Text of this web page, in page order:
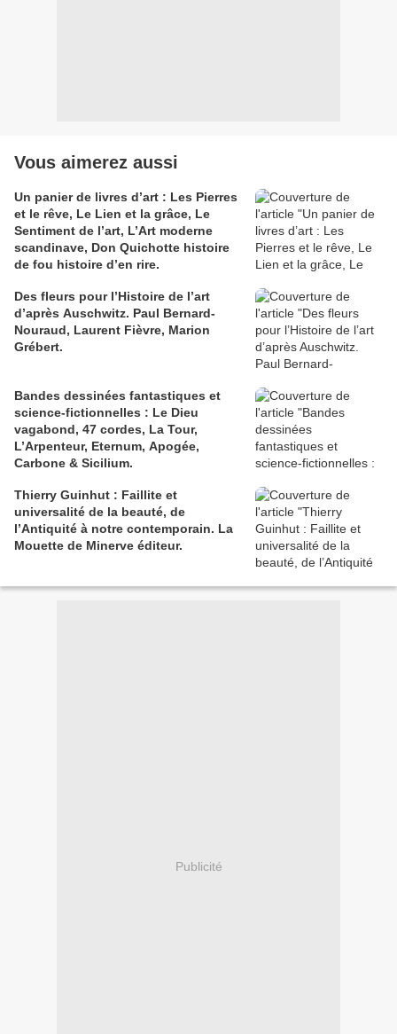
Vous aimerez aussi
Un panier de livres d’art : Les Pierres
et le rêve, Le Lien et la grâce, Le
Sentiment de l’art, L’Art moderne
scandinave, Don Quichotte histoire
de fou histoire d’en rire.
Des fleurs pour l’Histoire de l’art
d’après Auschwitz. Paul Bernard-
Nouraud, Laurent Fièvre, Marion
Grébert.
Bandes dessinées fantastiques et
science-fictionnelles : Le Dieu
vagabond, 47 cordes, La Tour,
L’Arpenteur, Eternum, Apogée,
Carbone & Sicilium.
Thierry Guinhut : Faillite et
universalité de la beauté, de
l’Antiquité à notre contemporain. La
Mouette de Minerve éditeur.
Publicité